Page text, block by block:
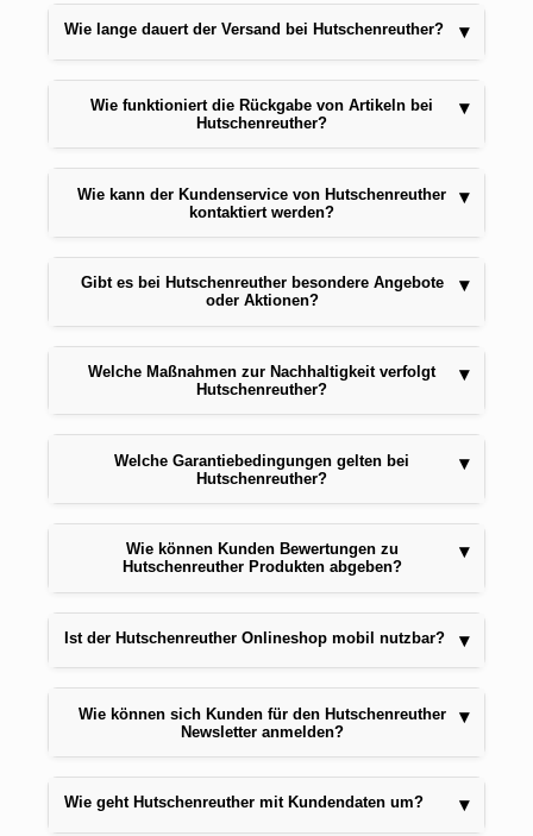
Wie lange dauert der Versand bei Hutschenreuther? ▾
Wie funktioniert die Rückgabe von Artikeln bei
Hutschenreuther?
▾
Wie kann der Kundenservice von Hutschenreuther
kontaktiert werden?
▾
Gibt es bei Hutschenreuther besondere Angebote
oder Aktionen?
▾
Welche Maßnahmen zur Nachhaltigkeit verfolgt
Hutschenreuther?
▾
Welche Garantiebedingungen gelten bei
Hutschenreuther?
▾
Wie können Kunden Bewertungen zu
Hutschenreuther Produkten abgeben?
▾
Ist der Hutschenreuther Onlineshop mobil nutzbar? ▾
Wie können sich Kunden für den Hutschenreuther
Newsletter anmelden?
▾
Wie geht Hutschenreuther mit Kundendaten um? ▾